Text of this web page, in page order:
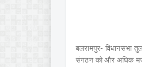
बलरामपुर- विधानसभा
संगठन को और अधिक